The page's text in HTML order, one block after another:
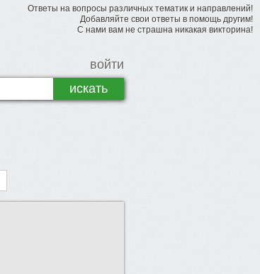
Ответы на вопросы различных тематик и направлений!
Добавляйте свои ответы в помощь другим!
С нами вам не страшна никакая викторина!
войти